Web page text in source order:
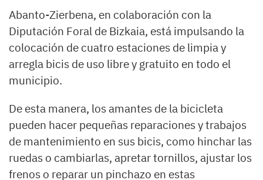
Abanto-Zierbena, en colaboración con la
Diputación Foral de Bizkaia, está impulsando la
colocación de cuatro estaciones de limpia y
arregla bicis de uso libre y gratuito en todo el
municipio.
De esta manera, los amantes de la bicicleta
pueden hacer pequeñas reparaciones y trabajos
de mantenimiento en sus bicis, como hinchar las
ruedas o cambiarlas, apretar tornillos, ajustar los
frenos o reparar un pinchazo en estas